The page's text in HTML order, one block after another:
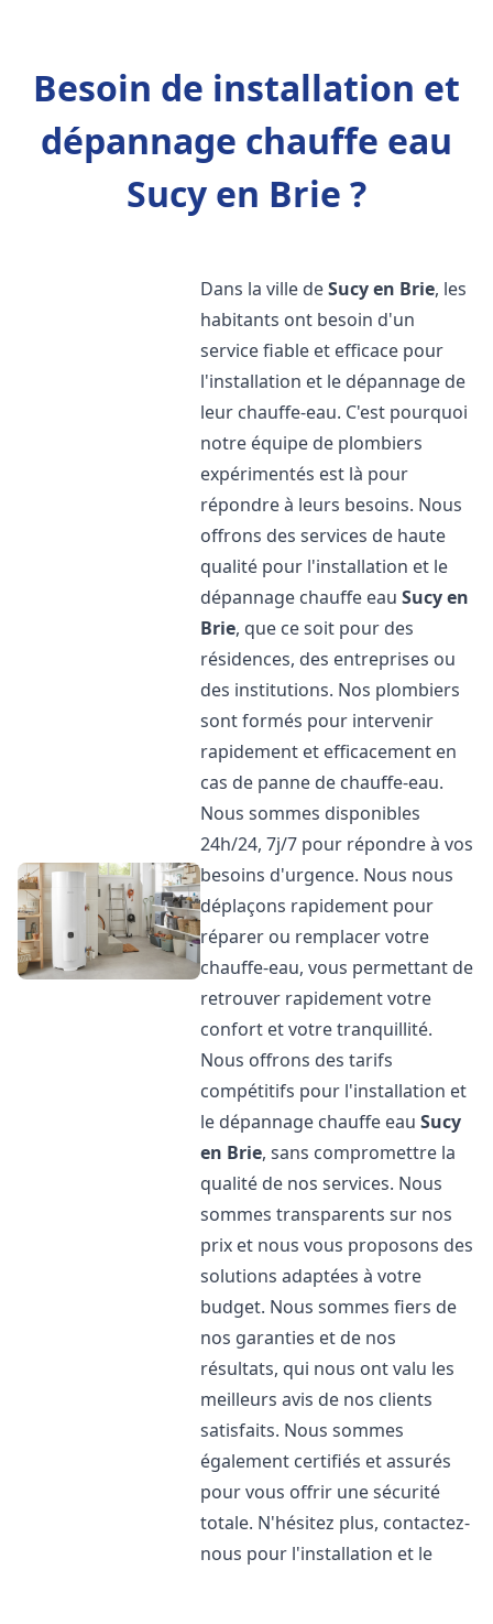
Besoin de installation et
dépannage chauffe eau
Sucy en Brie ?
Dans la ville deSucy en Brie, les
habitants ont besoin d'un
service fiable et efficace pour
l'installation et le dépannage de
leur chauffe-eau. C'est pourquoi
notre équipe de plombiers
expérimentés est là pour
répondre à leurs besoins. Nous
offrons des services de haute
qualité pour l'installation et le
dépannage chauffe eauSucy en
Brie, que ce soit pour des
résidences, des entreprises ou
des institutions. Nos plombiers
sont formés pour intervenir
rapidement et efficacement en
cas de panne de chauffe-eau.
Nous sommes disponibles
24h/24, 7j/7 pour répondre à vos
besoins d'urgence. Nous nous
déplaçons rapidement pour
réparer ou remplacer votre
chauffe-eau, vous permettant de
retrouver rapidement votre
confort et votre tranquillité.
Nous offrons des tarifs
compétitifs pour l'installation et
le dépannage chauffe eauSucy
en Brie, sans compromettre la
qualité de nos services. Nous
sommes transparents sur nos
prix et nous vous proposons des
solutions adaptées à votre
budget. Nous sommes fiers de
nos garanties et de nos
résultats, qui nous ont valu les
meilleurs avis de nos clients
satisfaits. Nous sommes
également certifiés et assurés
pour vous offrir une sécurité
totale. N'hésitez plus, contactez-
nous pour l'installation et le